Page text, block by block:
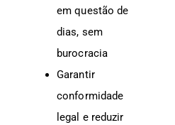
em questão de
dias, sem
burocracia
Garantir
conformidade
legal e reduzir